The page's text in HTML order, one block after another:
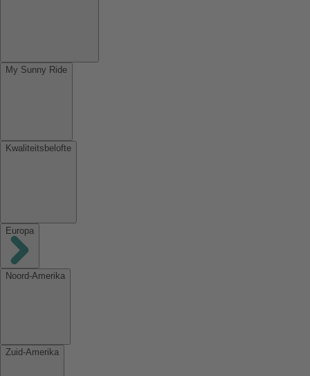
My Sunny Ride
Kwaliteitsbelofte
Europa
Noord-Amerika
Zuid-Amerika